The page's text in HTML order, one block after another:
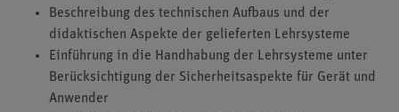
Beschreibung des technischen Aufbaus und der
didaktischen Aspekte der gelieferten Lehrsysteme
Einführung in die Handhabung der Lehrsysteme unter
Berücksichtigung der Sicherheitsaspekte für Gerät und
Anwender